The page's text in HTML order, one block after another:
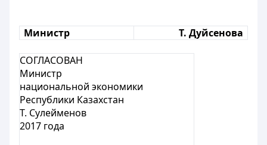
Министр Т. Дуйсенова
СОГЛАСОВАН
Министр
национальной экономики
Республики Казахстан
Т. Сулейменов
2017 года